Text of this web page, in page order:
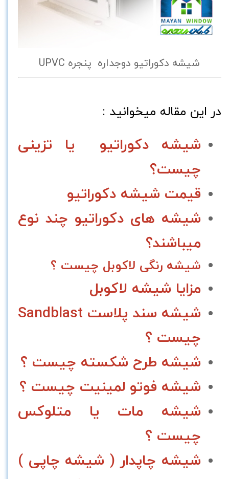
شیشه دکوراتیو دوجداره پنجره UPVC
در این مقاله میخوانید :
شیشه دکوراتیو یا تزینی
چیست؟
قیمت شیشه دکوراتیو
شیشه های دکوراتیو چند نوع
میباشند؟
شیشه رنگی لاکوبل چیست ؟
مزایا شیشه لاکوبل
شیشه سند پلاست Sandblast
چیست ؟
شیشه طرح شکسته چیست ؟
شیشه فوتو لمینیت چیست ؟
شیشه مات یا متلوکس
چیست ؟
شیشه چاپدار ( شیشه چاپی )